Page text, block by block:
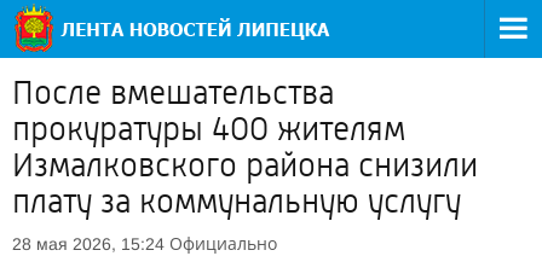
После вмешательства
прокуратуры 400 жителям
Измалковского района снизили
плату за коммунальную услугу
28 мая 2026, 15:24 Официально